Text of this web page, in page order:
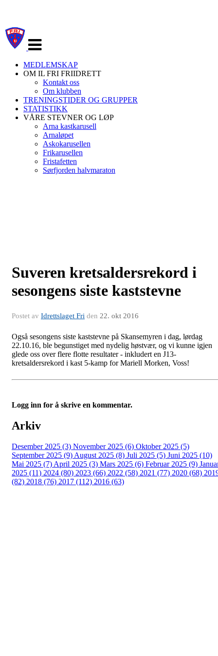
navigasjon
MEDLEMSKAP
OM IL FRI FRIIDRETT
Kontakt oss
Om klubben
TRENINGSTIDER OG GRUPPER
STATISTIKK
VÅRE STEVNER OG LØP
Arna kastkarusell
Arnaløpet
Askokarusellen
Frikarusellen
Fristafetten
Sørfjorden halvmaraton
Suveren kretsaldersrekord i
sesongens siste kaststevne
Postet av Idrettslaget Fri den 22. okt 2016
Også sesongens siste kaststevne på Skansemyren i dag, lørdag
22.10.16, ble begunstiget med nydelig høstvær, og vi kunne igjen
glede oss over flere flotte resultater - inkludert en J13-
kretsaldersrekord i kast 5-kamp for Mariell Morken, Voss!
Logg inn for å skrive en kommentar.
Arkiv
Desember 2025 (3) November 2025 (6) Oktober 2025 (5)
September 2025 (9) August 2025 (8) Juli 2025 (5) Juni 2025 (10)
Mai 2025 (7) April 2025 (3) Mars 2025 (6) Februar 2025 (9)
2025 (11) 2024 (80) 2023 (66) 2022 (58) 2021 (77) 2020 (68)
(82) 2018 (76) 2017 (112) 2016 (63)